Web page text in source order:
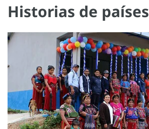
Historias de países